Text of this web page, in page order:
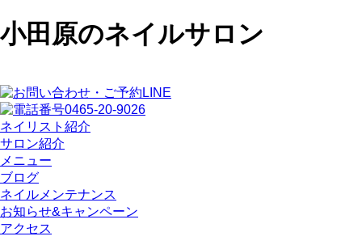
小田原のネイルサロン
ネイリスト紹介
サロン紹介
メニュー
ブログ
ネイルメンテナンス
お知らせ&キャンペーン
アクセス